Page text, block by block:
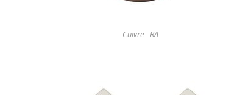
Cuivre - RA